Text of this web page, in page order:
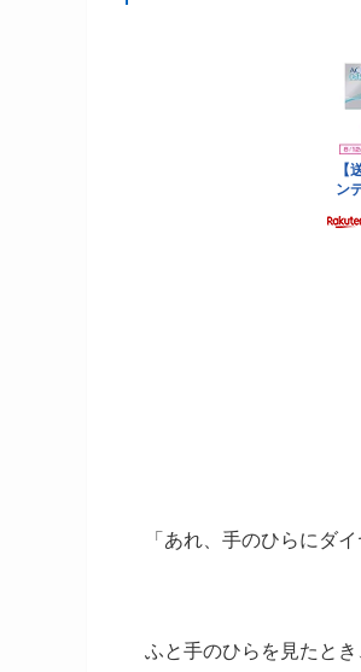
「あれ、手のひらにダ
ふと手のひらを見たとき